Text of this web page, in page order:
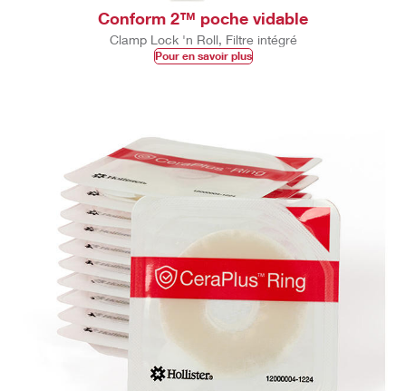
Conform 2™ poche vidable
Clamp Lock 'n Roll, Filtre intégré
Pour en savoir plus